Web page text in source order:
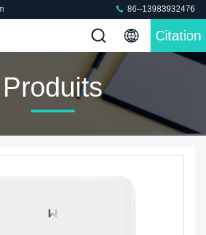
86--13983932476
Citation
Produits